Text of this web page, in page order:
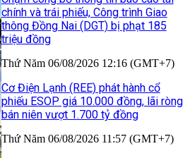
chính và trái phiếu, Công trình Giao
thông Đồng Nai (DGT) bị phạt 185
triệu đồng
Thứ Năm 06/08/2026 12:16 (GMT+7)
Cơ Điện Lạnh (REE) phát hành cổ
phiếu ESOP giá 10.000 đồng, lãi ròng
bán niên vượt 1.700 tỷ đồng
Thứ Năm 06/08/2026 11:57 (GMT+7)